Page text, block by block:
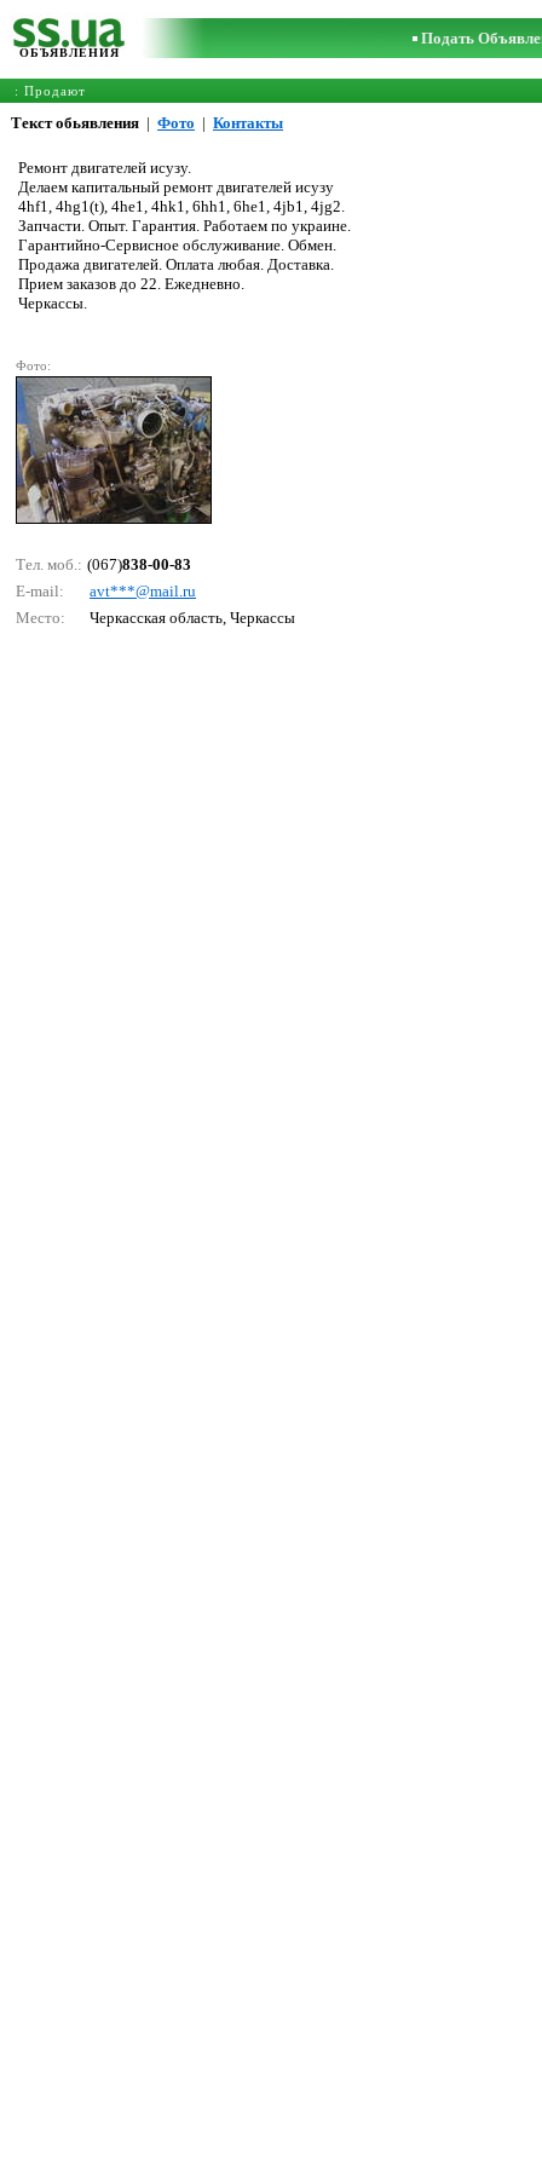
ОБЪЯВЛЕНИЯ
Подать
: Продают
Текст обьявления | Фото | Контакты
Ремонт двигателей исузу.
Делаем капитальный ремонт двигателей исузу
4hf1, 4hg1(t), 4he1, 4hk1, 6hh1, 6he1, 4jb1, 4jg2.
Запчасти. Опыт. Гарантия. Работаем по украине.
Гарантийно-Сервисное обслуживание. Обмен.
Продажа двигателей. Оплата любая. Доставка.
Прием заказов до 22. Ежедневно.
Черкассы.
Фото:
Тел. моб.: (067)838-00-83
E-mail:
аvt***@mаil.ru
Место:
Черкасская область, Черкассы